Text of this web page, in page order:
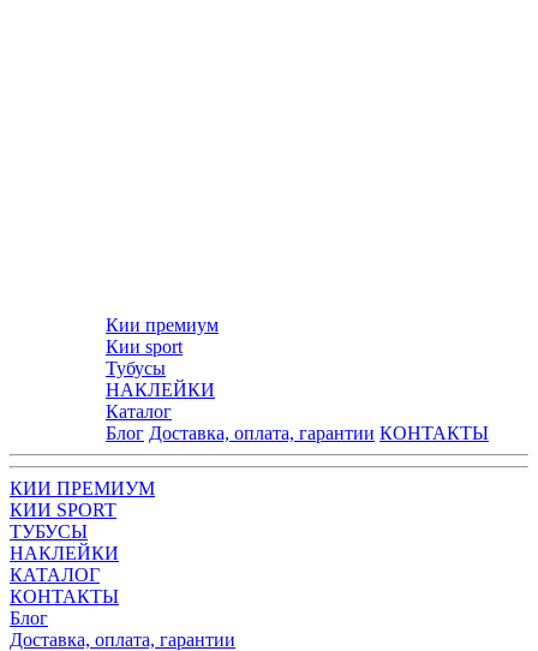
Кии премиум
Кии sport
Тубусы
НАКЛЕЙКИ
Каталог
Блог Доставка, оплата, гарантии КОНТАКТЫ
КИИ ПРЕМИУМ
КИИ SPORT
ТУБУСЫ
НАКЛЕЙКИ
КАТАЛОГ
КОНТАКТЫ
Блог
Доставка, оплата, гарантии